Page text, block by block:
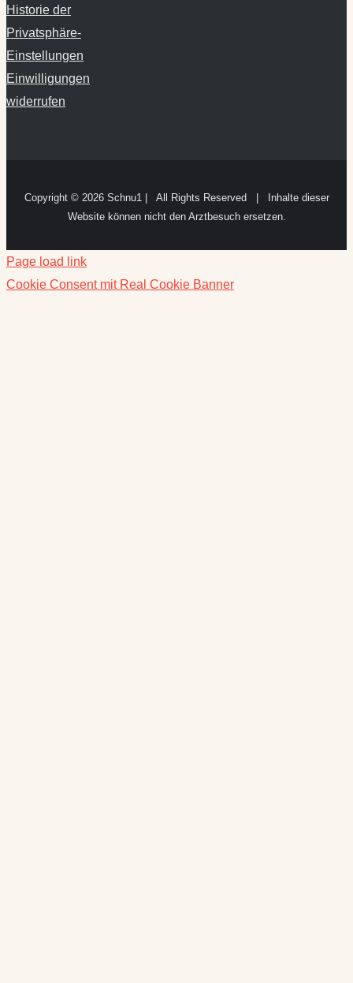
Historie der
Privatsphäre-
Einstellungen
Einwilligungen
widerrufen
Copyright © 2026 Schnu1 | All Rights Reserved | Inhalte dieser
Website können nicht den Arztbesuch ersetzen.
Page load link
Cookie Consent mit Real Cookie Banner